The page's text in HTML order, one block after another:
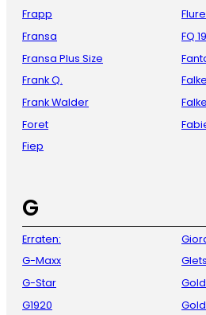
Frapp
Fransa
Fransa Plus Size
Frank Q.
Frank Walder
Foret
Fiep
FQ
Falke
Falke
G
Erraten:
G-Maxx
G-Star
G1920